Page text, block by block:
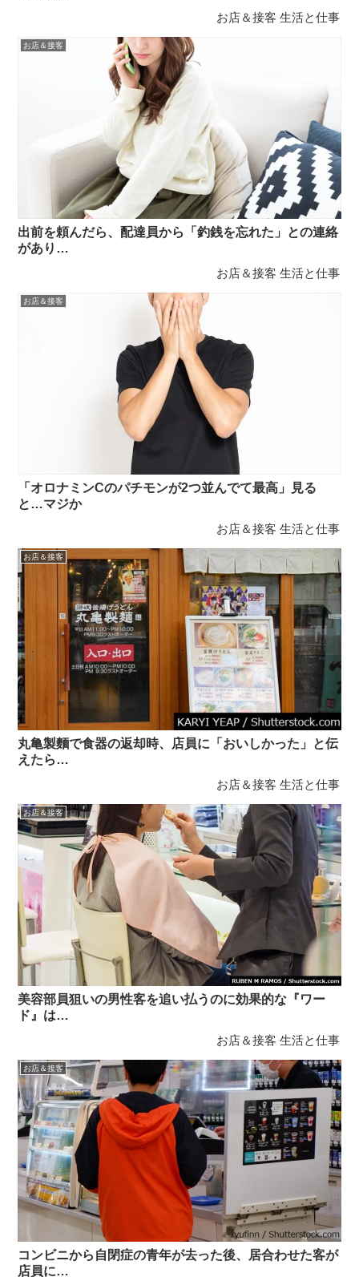
お店＆接客 生活と仕事
お店＆接客
出前を頼んだら、配達員から「釣銭を忘れた」との連絡
があり…
お店＆接客 生活と仕事
お店＆接客
「オロナミンCのパチモンが2つ並んでて最高」見る
と…マジか
お店＆接客 生活と仕事
お店＆接客
丸亀製麵で食器の返却時、店員に「おいしかった」と伝
えたら…
お店＆接客 生活と仕事
お店＆接客
美容部員狙いの男性客を追い払うのに効果的な『ワー
ド』は…
お店＆接客 生活と仕事
お店＆接客
コンビニから自閉症の青年が去った後、居合わせた客が
店員に…